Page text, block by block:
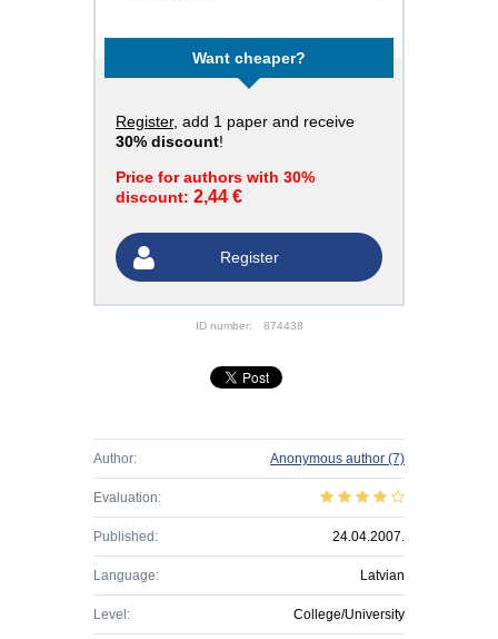
Want cheaper?
Register, add 1 paper and receive
30% discount!
Price for authors with 30%
discount: 2,44 €
Register
ID number: 874438
Author: Anonymous author (7)
Evaluation:
Published: 24.04.2007.
Language: Latvian
Level: College/University